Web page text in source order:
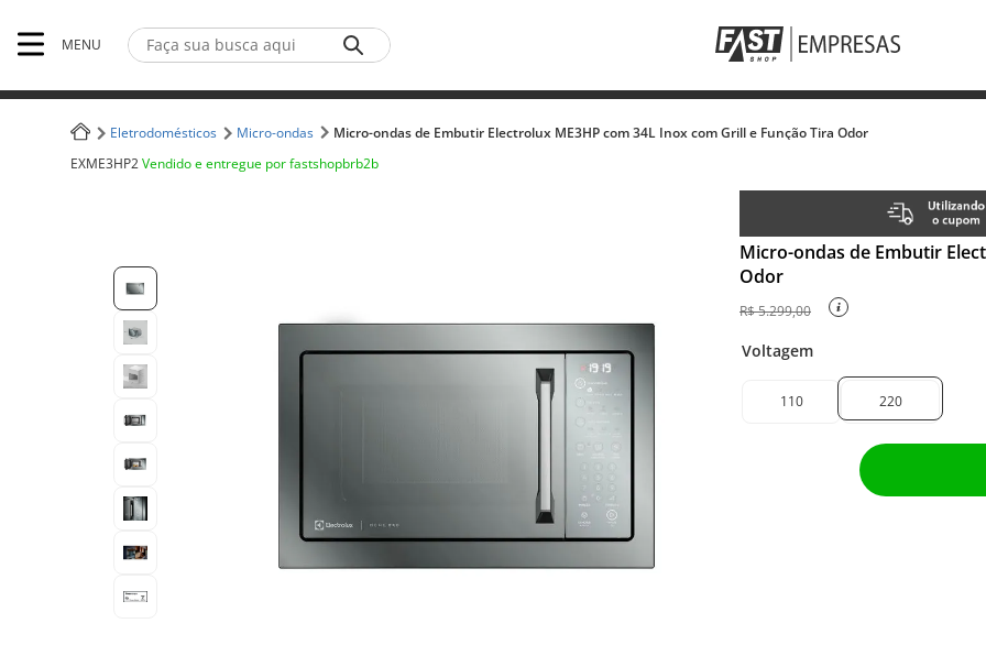
MENU Faça sua busca aqui
Termos mais buscados
1ºIphone
Eletrodomésticos Micro-ondas
Micro-ondas de Embutir Electrolux ME3HP com 34L Inox com Grill e Função Tira Odor
EXME3HP2Vendido e entregue porfastshopbrb2b
Micro-ondas de Embutir
Odor
R$5.299,00
Voltagem
110 220